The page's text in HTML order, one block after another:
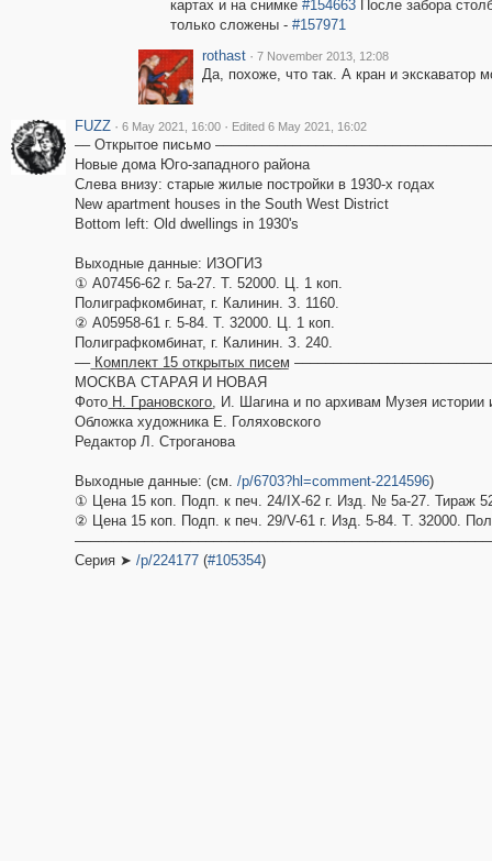
картах и на снимке #154663После забора
только сложены - #157971
rothast · 7 November 2013, 12:08
Да, похоже, что так. А кран и экскаватор
FUZZ · 6 May 2021, 16:00 · Edited 6 May 2021, 16:02
–– Открытое письмо
Новые дома Юго-западного района
Слева внизу: старые жилые постройки в 1930-х годах
New apartment houses in the South West District
Bottom left: Old dwellings in 1930's
Выходные данные: ИЗОГИЗ
① А07456-62 г. 5а-27. Т. 52000. Ц. 1 коп.
Полиграфкомбинат, г. Калинин. З. 1160.
② А05958-61 г. 5-84. Т. 32000. Ц. 1 коп.
Полиграфкомбинат, г. Калинин. З. 240.
–– ͟К͟о͟м͟п͟л͟е͟к͟т͟ ͟1͟5͟ ͟о͟т͟к͟р͟ы͟т͟ы͟х͟ ͟п͟и͟с͟е͟м
МОСКВА СТАРАЯ И НОВАЯ
Фото ͟Н͟.͟ ͟Г͟р͟а͟н͟о͟в͟с͟к͟о͟г͟о, И. Шагина и по архивам Музея истории
Обложка художника Е. Голяховского
Редактор Л. Строганова
Выходные данные: (см. /p/6703?hl=comment-2214596)
① Цена 15 коп. Подп. к печ. 24/IX-62 г. Изд. № 5а-27. Тираж
② Цена 15 коп. Подп. к печ. 29/V-61 г. Изд. 5-84. Т. 32000.
Серия ➤ /p/224177(#105354)